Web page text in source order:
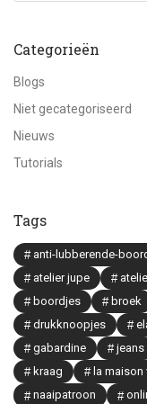
Categorieën
Blogs
Niet gecategoriseerd
Nieuws
Tutorials
Tags
anti-lubberende-
atelier jupe
boordjes
broek
drukknoopjes
gabardine
jeans
kraag
la
naaipatroon